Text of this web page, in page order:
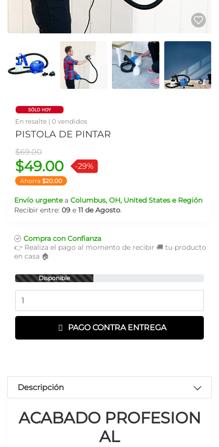
En resalte | 0 vendidos
PISTOLA DE PINTAR
Precio antiguo
$69.00
$49.00 -29%
Ahorra $20.00
Envío urgentea Columbus, OH, United States e Región
Recibir entre: 09 e 11 de Agosto.
Compra con Confianza
👉 Realiza el pago al momento de recibir 🚚 tu producto
en casa 🏠
Disponible
PAGO CONTRA ENTREGA
Descripción
ACABADO PROFESION
AL